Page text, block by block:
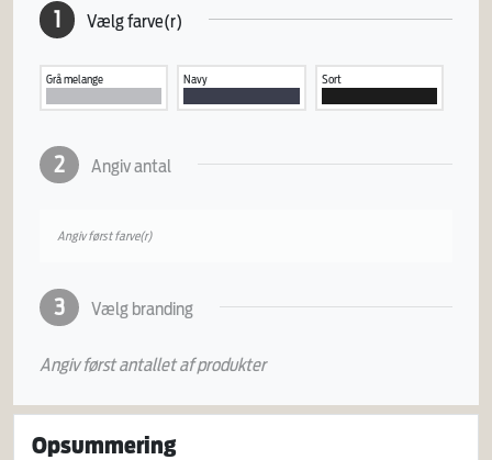
1 Vælg farve(r)
Grå melange Navy Sort
2 Angiv antal
Angiv først farve(r)
3 Vælg branding
Angiv først antallet af produkter
Opsummering